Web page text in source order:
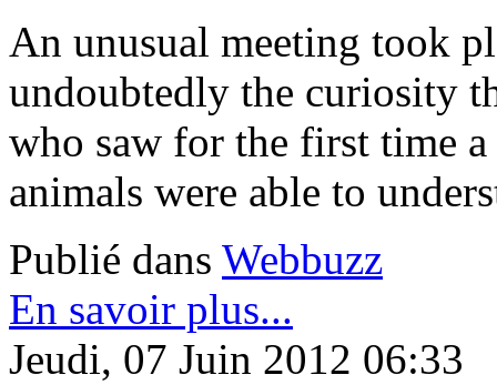
An unusual meeting took
undoubtedly the curiosity
who saw for the first time
animals were able to
Publié dans Webbuzz
En savoir plus...
Jeudi, 07 Juin 2012 06:33